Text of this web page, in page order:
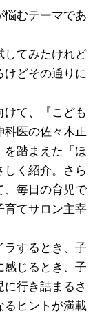
悩むテーマであ
してみたけれど
けどその通りに
けて、『こども
科医の佐々木正
を踏まえた「ほ
く紹介。さら
、毎日の育児で
育てサロン主宰
ラするとき、子
感じるとき、子
行き詰まるさ
るヒントが満載